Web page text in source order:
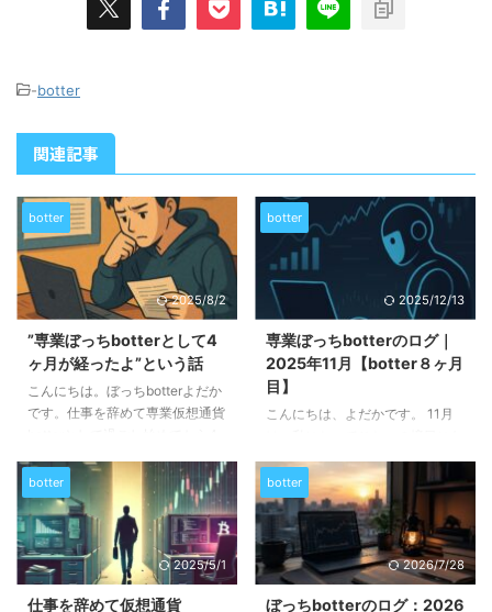
-botter
関連記事
botter
2025/8/2
”専業ぼっちbotterとして4
ヶ月が経ったよ”という話
こんにちは。ぼっちbotterよだか
です。仕事を辞めて専業仮想通貨
回の記事でも、主観強めで今月の
振り返りと来月の予定をまとめて
いきます。 退屈で重要で技術的
なことはクリプトブログの方にガ
ッツリ書いています。興味のある
方は、そちらも読んでみて下さ
botter
2025/12/13
専業ぼっちbotterのログ｜
2025年11月【botter８ヶ月
目】
こんにちは、よだかです。 11月
った月でした。技術的にも、思考
的にも、環境的にも、これまでの
延長線を超えて“専業ぼっち
botterとしての形” がはっきり立
ち上がってきたという感じ。 こ
こから先は、単に bot を作るので
はなく、私自身の在り方まで含め
botter
2025/5/1
仕事を辞めて仮想通貨
botter
2026/7/28
ぼっちbotterのログ：2026